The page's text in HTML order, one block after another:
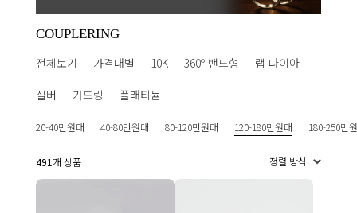
COUPLERING
전체보기 가격대별 10K 360º 밴드형
랩 다이아
실버
가드링 플래티늄
20-40만원대 40-80만원대 80-120만원대 120-180만원대 180-250만
491개 상품